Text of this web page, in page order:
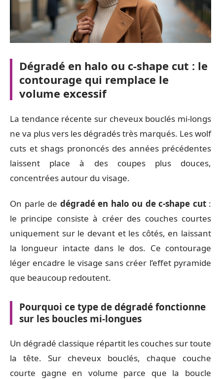
Dégradé en halo ou c-shape cut : le
contourage qui remplace le
volume excessif
La tendance récente sur cheveux bouclés mi-longs
ne va plus vers les dégradés très marqués. Les wolf
cuts et shags prononcés des années précédentes
laissent place à des coupes plus douces,
concentrées autour du visage.
On parle de dégradé en halo ou de c-shape cut:
le principe consiste à créer des couches courtes
uniquement sur le devant et les côtés, en laissant
la longueur intacte dans le dos. Ce contourage
léger encadre le visage sans créer l’effet pyramide
que beaucoup redoutent.
Pourquoi ce type de dégradé fonctionne
sur les boucles mi-longues
Un dégradé classique répartit les couches sur toute
la tête. Sur cheveux bouclés, chaque couche
courte gagne en volume parce que la boucle